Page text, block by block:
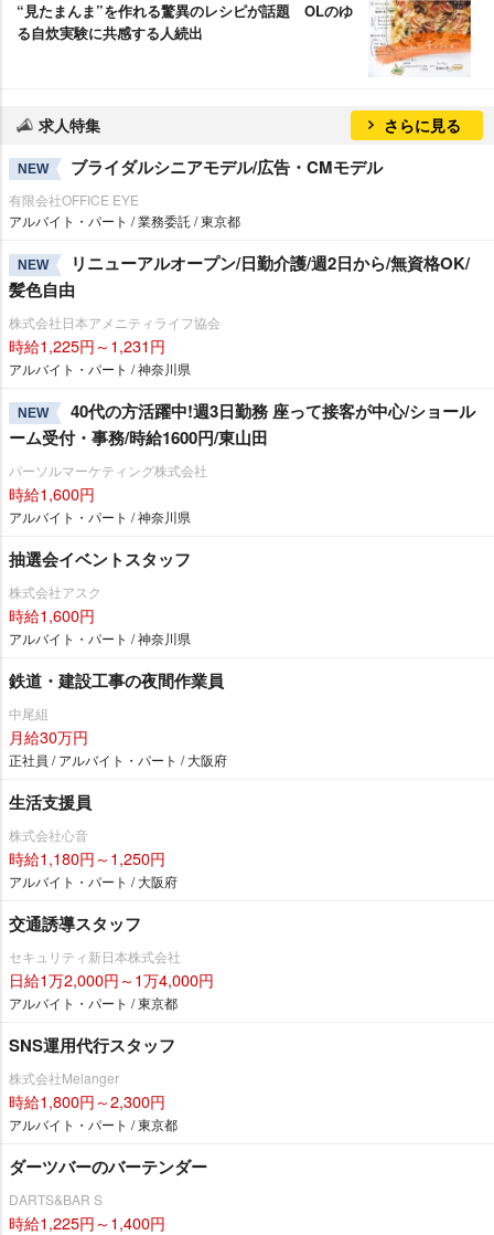
“見たまんま”を作れる驚異のレシピが話題 OLのゆ
る自炊実験に共感する人続出
求人特集 さらに見る
NEW ブライダルシニアモデル/広告・CMモデル
有限会社OFFICE EYE
アルバイト・パート / 業務委託 / 東京都
NEW
リニューアルオープン/日勤介護/週2日から/無資格OK/
髪色自由
株式会社日本アメニティライフ協会
時給1,225円～1,231円
アルバイト・パート / 神奈川県
NEW
40代の方活躍中!週3日勤務 座って接客が中心/ショール
ーム受付・事務/時給1600円/東山田
パーソルマーケティング株式会社
時給1,600円
アルバイト・パート / 神奈川県
抽選会イベントスタッフ
株式会社アスク
時給1,600円
アルバイト・パート / 神奈川県
鉄道・建設工事の夜間作業員
中尾組
月給30万円
正社員 / アルバイト・パート / 大阪府
生活支援員
株式会社心音
時給1,180円～1,250円
アルバイト・パート / 大阪府
交通誘導スタッフ
セキュリティ新日本株式会社
日給1万2,000円～1万4,000円
アルバイト・パート / 東京都
SNS運用代行スタッフ
株式会社Melanger
時給1,800円～2,300円
アルバイト・パート / 東京都
ダーツバーのバーテンダー
DARTS&BAR S
時給1,225円～1,400円